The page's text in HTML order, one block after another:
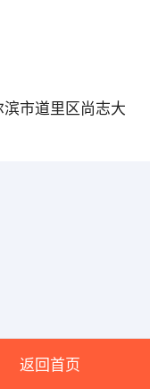
市道里区尚志大
返回首页